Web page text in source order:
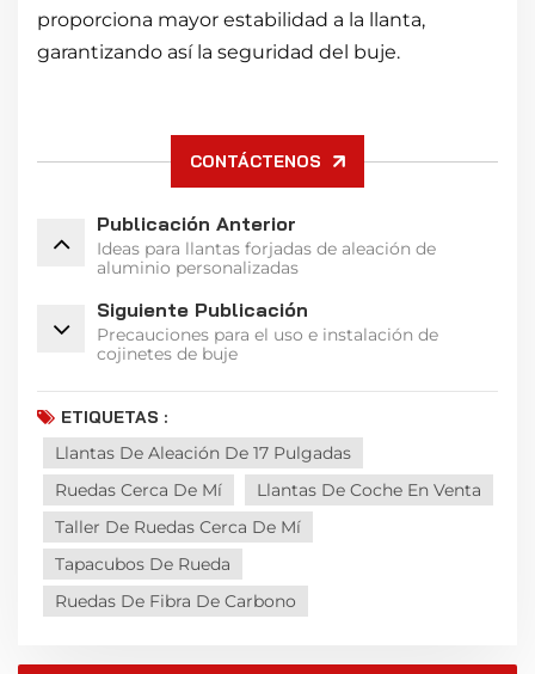
proporciona mayor estabilidad a la llanta,
garantizando así la seguridad del buje.
CONTÁCTENOS
Publicación Anterior
Ideas para llantas forjadas de aleación de
aluminio personalizadas
Siguiente Publicación
Precauciones para el uso e instalación de
cojinetes de buje
ETIQUETAS :
Llantas De Aleación De 17 Pulgadas
Ruedas Cerca De Mí
Llantas De Coche En Venta
Taller De Ruedas Cerca De Mí
Tapacubos De Rueda
Ruedas De Fibra De Carbono